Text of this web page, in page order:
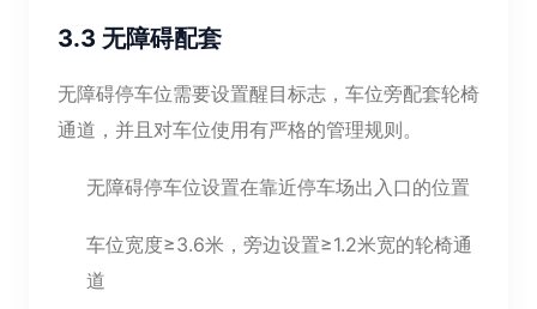
3.3 无障碍配套
无障碍停车位需要设置醒目标志，车位旁配套轮椅
通道，并且对车位使用有严格的管理规则。
无障碍停车位设置在靠近停车场出入口的位置
车位宽度≥3.6米，旁边设置≥1.2米宽的轮椅通
道